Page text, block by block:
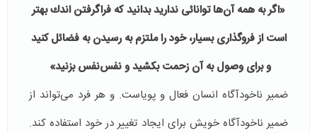
«اگر به همه آن‌ها توانائى ندارید بدانید كه فراگرفتن اندك بهتر
است از فروگذارى بسیار، خود را ملتزم به رسیدن به فضائل کنید
و برای وصول به آن زحمت بکشید و نفس‌نفس بزنید»
ضمیر ناخودآگاه انسان فعال و پویاست. و هر فرد می‌تواند از
ضمیر ناخودآگاه خویش برای ایجاد تغییر در خود استفاده کند.